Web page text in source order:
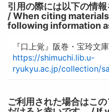
引用の際には以下の情報
/ When citing
following information
『口上覚』阪巻・宝玲文
https://shimuchi.lib.u-
ryukyu.ac.jp/collection/
ご利用された場合はこ